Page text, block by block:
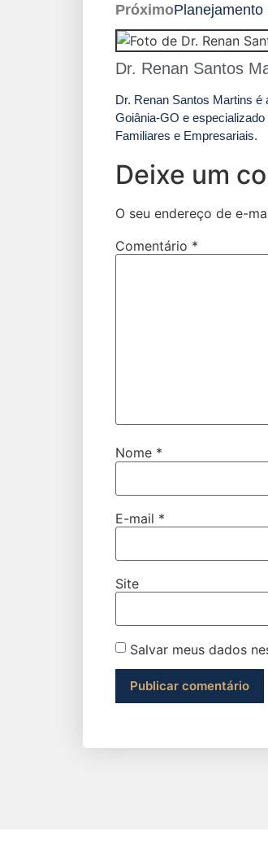
Próximo
Dr. Renan Santos
Dr. Renan Santos Martins
Goiânia-GO e
Familiares e Empresariais.
Deixe um
O seu endereço de e-
Comentário *
Nome *
E-mail *
Site
Salvar meus dados